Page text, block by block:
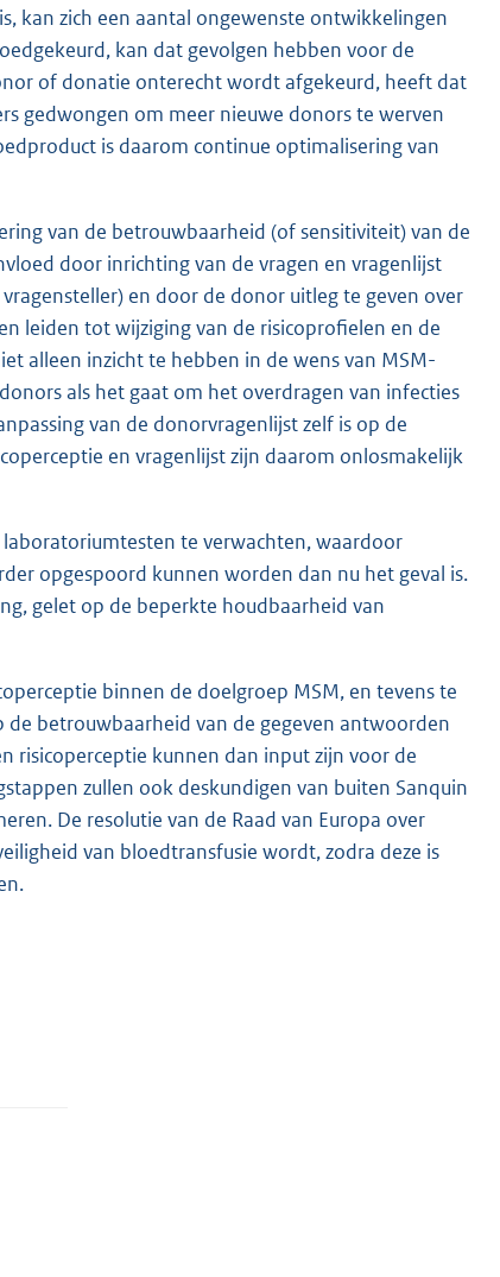
kan zich een aantal ongewenste ontwikkelingen
kan dat gevolgen hebben voor de
of donatie onterecht wordt afgekeurd, heeft dat
gedwongen om meer nieuwe donors te werven
is daarom continue optimalisering van
van de betrouwbaarheid (of sensitiviteit) van de
door inrichting van de vragen en vragenlijst
en door de donor uitleg te geven over
leiden tot wijziging van de risicoprofielen en de
alleen inzicht te hebben in de wens van MSM-
als het gaat om het overdragen van infecties
van de donorvragenlijst zelf is op de
en vragenlijst zijn daarom onlosmakelijk
te verwachten, waardoor
opgespoord kunnen worden dan nu het geval is.
gelet op de beperkte houdbaarheid van
binnen de doelgroep MSM, en tevens te
betrouwbaarheid van de gegeven antwoorden
risicoperceptie kunnen dan input zijn voor de
zullen ook deskundigen van buiten Sanquin
De resolutie van de Raad van Europa over
van bloedtransfusie wordt, zodra deze is